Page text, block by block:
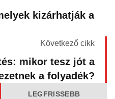
kizárhatják a
Következő cikk
mikor tesz jót a
a folyadék?
LEGFRISSEBB